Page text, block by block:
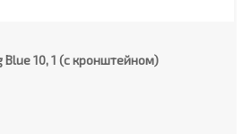
Blue 10, 1 (с кронштейном)